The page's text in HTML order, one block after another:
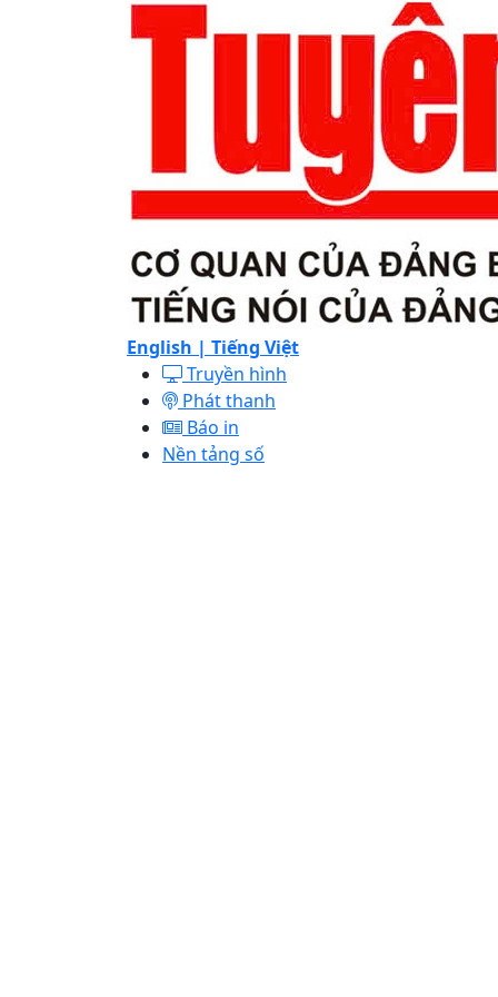
English | Tiếng Việt
Truyền hình
Phát thanh
Báo in
Nền tảng số